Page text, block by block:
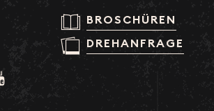
BROSCHÜREN
DREHANFRAGE